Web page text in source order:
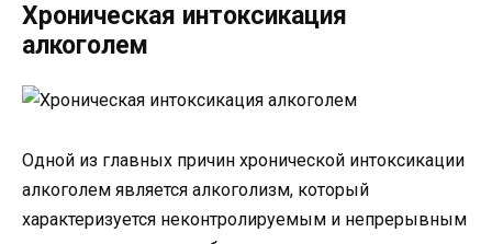
Хроническая интоксикация
алкоголем
Одной из главных причин хронической интоксикации
алкоголем является алкоголизм, который
характеризуется неконтролируемым и непрерывным